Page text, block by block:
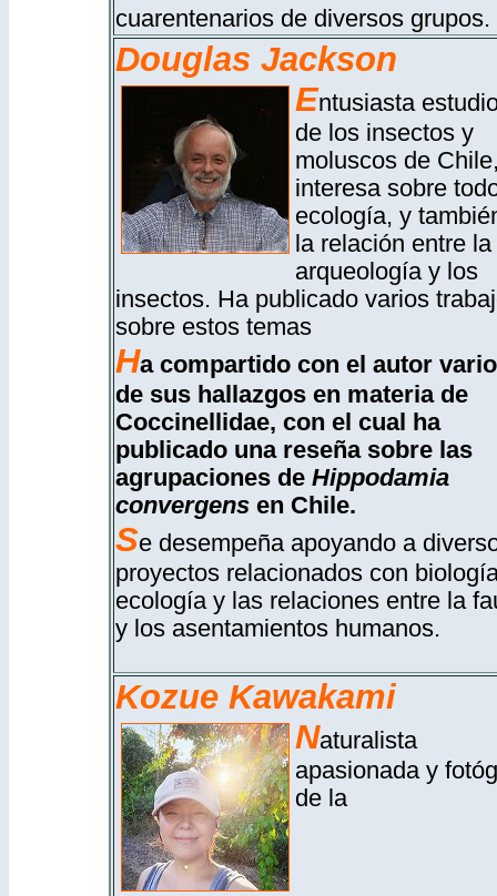
cuarentenarios de diversos grupos.
Douglas Jackson
Entusiasta
de los insectos y
moluscos de
interesa sobre
ecología, y
la relación entre la
arqueología y los
insectos. Ha publicado varios
sobre estos temas
Ha compartido con el autor
de sus hallazgos en materia de
Coccinellidae, con el cual ha
publicado una reseña sobre las
agrupaciones de Hippodamia
convergensen Chile.
Se desempeña apoyando a
proyectos relacionados con
ecología y las relaciones entre la
y los asentamientos humanos.
Kozue Kawakami
Naturalista
apasionada y
de la